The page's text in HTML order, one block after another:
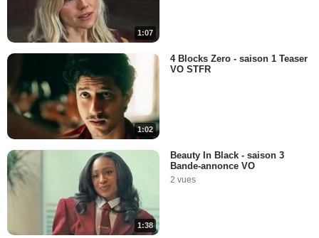
1:07
1:02
4 Blocks Zero - saison 1 Teaser
VO STFR
1:38
Beauty In Black - saison 3
Bande-annonce VO
2 vues